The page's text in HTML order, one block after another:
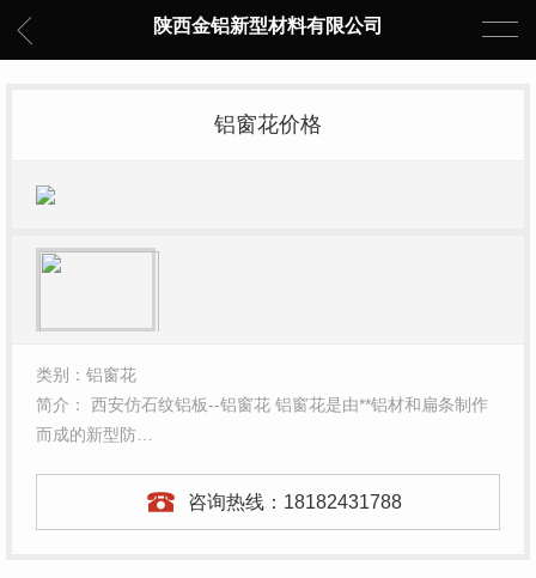
陕西金铝新型材料有限公司
铝窗花价格
类别：铝窗花
简介： 西安仿石纹铝板--铝窗花 铝窗花是由**铝材和扁条制作
而成的新型防…
咨询热线： 18182431788